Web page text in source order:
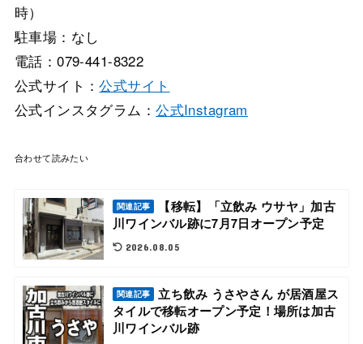
時）
駐車場：なし
電話：079-441-8322
公式サイト：公式サイト
公式インスタグラム：公式Instagram
合わせて読みたい
関連記事
【移転】「立飲み ウサヤ」加古
川ワインバル跡に7月7日オープン予定
2026.08.05
関連記事
立ち飲み うさやさん が居酒屋ス
タイルで移転オープン予定！場所は加古
川ワインバル跡